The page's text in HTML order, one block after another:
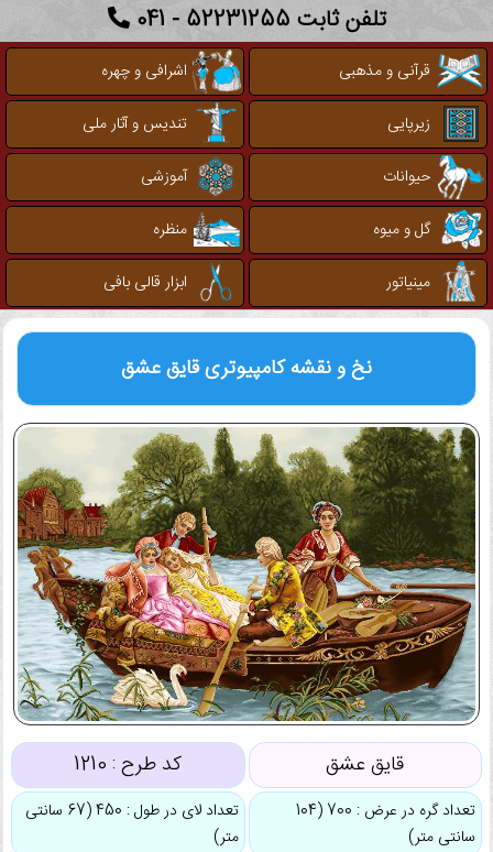
تلفن ثابت 52231255 - 041
قرآنی و مذهبی
اشرافی و چهره
زیرپایی
تندیس و آثار ملی
حیوانات
آموزشی
گل و میوه
منظره
مینیاتور
ابزار قالی بافی
نخ و نقشه کامپیوتریقایق عشق
قایق عشق کد طرح : 1210
تعداد گره در عرض : 700 (104
سانتی متر)
تعداد لای در طول : 450 (67 سانتی
متر)